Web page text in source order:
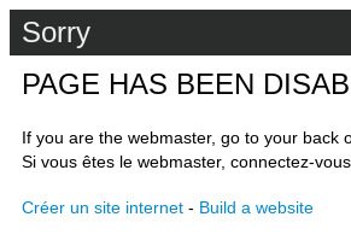
Sorry
PAGE HAS BEEN
If you are the webmaster, go to your back
Si vous êtes le webmaster, connectez-
Créer un site internet - Build a website